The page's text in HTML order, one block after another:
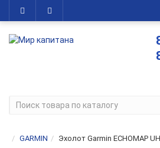
GARMIN Эхолот Garmin ECHOMAP